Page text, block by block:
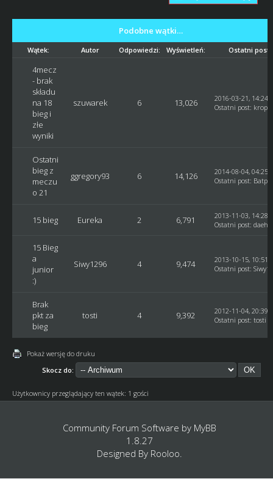
Podobne wątki…
Wątek: Autor Odpowiedzi: Wyświetleń: Ostatni post
4mecz
- brak
składu
na 18
bieg i
złe
wyniki
szuwarek 6 13,026
2016-03-21,
Ostatni post:
Ostatni
bieg z
meczu
o 21
ggregory93 6 14,126
2014-08-04,
Ostatni post: Batpol
15 bieg Eureka 2 6,791
2013-11-03,
Ostatni post:
15 Bieg
a
junior
:)
Siwy1296 4 9,474
2013-10-15,
Ostatni post:
Brak
pkt za
bieg
tosti 4 9,392
2012-11-04,
Ostatni post: tosti
Pokaż wersję do druku
Skocz do:
Użytkownicy przeglądający ten wątek: 1 gości
Community Forum Software by MyBB
1.8.27
Designed By Rooloo